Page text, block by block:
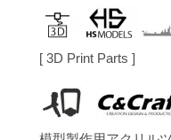
[ 3D Print Parts ]